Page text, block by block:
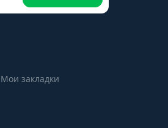
Мои закладки